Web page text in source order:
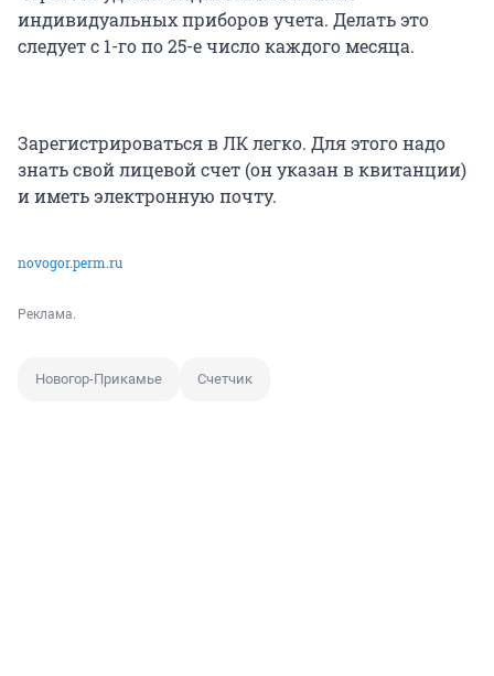
индивидуальных приборов учета. Делать это
следует с 1-го по 25-е число каждого месяца.
Зарегистрироваться в ЛК легко. Для этого надо
знать свой лицевой счет (он указан в квитанции)
и иметь электронную почту.
novogor.perm.ru
Реклама.
Новогор-Прикамье Счетчик